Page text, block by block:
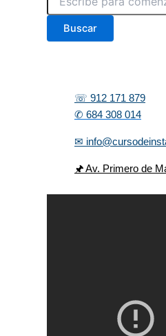
Buscar
☏ 912 171 879
✆ 684 308 014
✉
🖈 Av. Primero de